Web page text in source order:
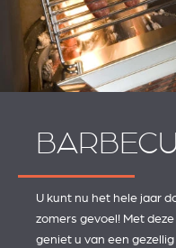
U kunt nu het hele jaar
zomers gevoel! Met
geniet u van een